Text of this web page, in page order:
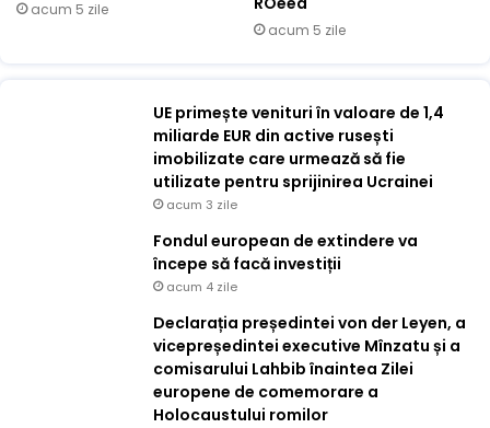
acum 5 zile
acum 5 zile
UE primește venituri în valoare de 1,4
miliarde EUR din active rusești
imobilizate care urmează să fie
utilizate pentru sprijinirea Ucrainei
acum 3 zile
Fondul european de extindere va
începe să facă investiții
acum 4 zile
Declarația președintei von der Leyen, a
vicepreședintei executive Mînzatu și a
comisarului Lahbib înaintea Zilei
europene de comemorare a
Holocaustului romilor